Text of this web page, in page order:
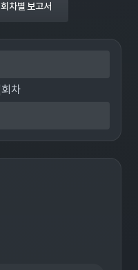
회차별 보고서
회차